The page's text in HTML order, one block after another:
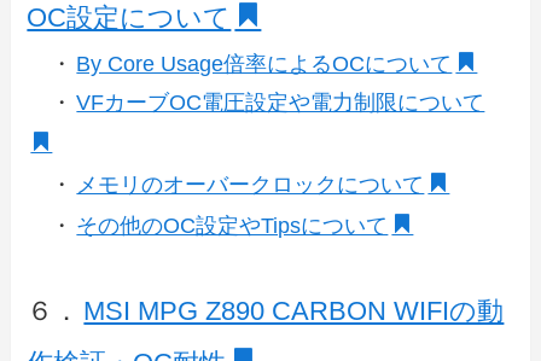
OC設定について
・ By Core Usage倍率によるOCについて
・ VFカーブOC電圧設定や電力制限について
・
メモリのオーバークロックについて
・ その他のOC設定やTipsについて
６． MSI MPG Z890 CARBON WIFIの動